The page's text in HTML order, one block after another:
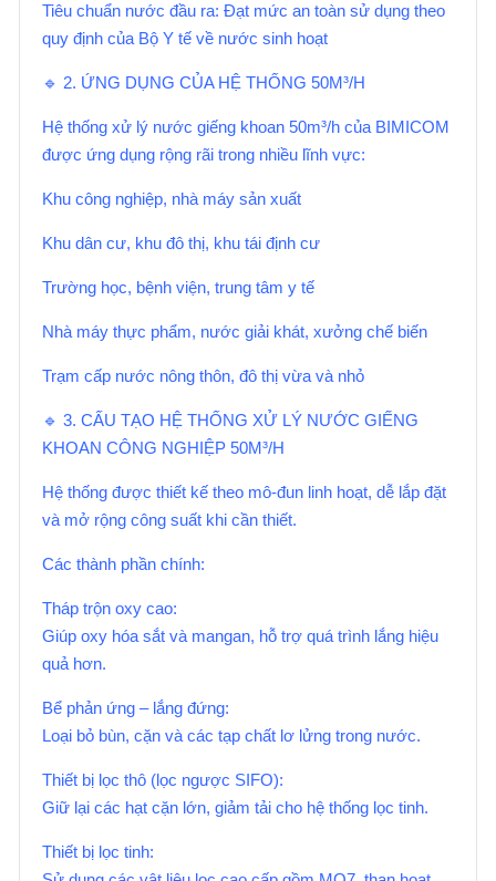
Tiêu chuẩn nước đầu ra: Đạt mức an toàn sử dụng theo
quy định của Bộ Y tế về nước sinh hoạt
🔹 2. ỨNG DỤNG CỦA HỆ THỐNG 50M³/H
Hệ thống xử lý nước giếng khoan 50m³/h của BIMICOM
được ứng dụng rộng rãi trong nhiều lĩnh vực:
Khu công nghiệp, nhà máy sản xuất
Khu dân cư, khu đô thị, khu tái định cư
Trường học, bệnh viện, trung tâm y tế
Nhà máy thực phẩm, nước giải khát, xưởng chế biến
Trạm cấp nước nông thôn, đô thị vừa và nhỏ
🔹 3. CẤU TẠO HỆ THỐNG XỬ LÝ NƯỚC GIẾNG
KHOAN CÔNG NGHIỆP 50M³/H
Hệ thống được thiết kế theo mô-đun linh hoạt, dễ lắp đặt
và mở rộng công suất khi cần thiết.
Các thành phần chính:
Tháp trộn oxy cao:
Giúp oxy hóa sắt và mangan, hỗ trợ quá trình lắng hiệu
quả hơn.
Bể phản ứng – lắng đứng:
Loại bỏ bùn, cặn và các tạp chất lơ lửng trong nước.
Thiết bị lọc thô (lọc ngược SIFO):
Giữ lại các hạt cặn lớn, giảm tải cho hệ thống lọc tinh.
Thiết bị lọc tinh: